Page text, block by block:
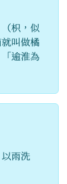
枳，似
叫做橘
逾淮為
雨洗